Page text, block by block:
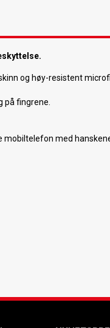
og høy-resistent
på fingrene.
med